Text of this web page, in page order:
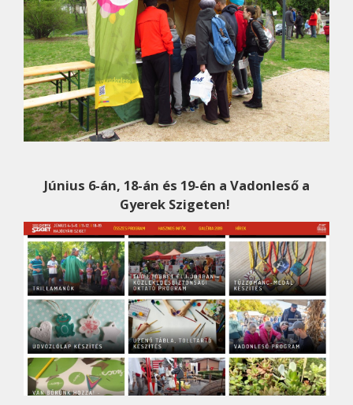
Június 6-án, 18-án és 19-én a Vadonleső a
Gyerek Szigeten!